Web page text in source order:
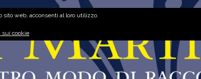
web, acconsenti al loro utilizzo.
sui cookie